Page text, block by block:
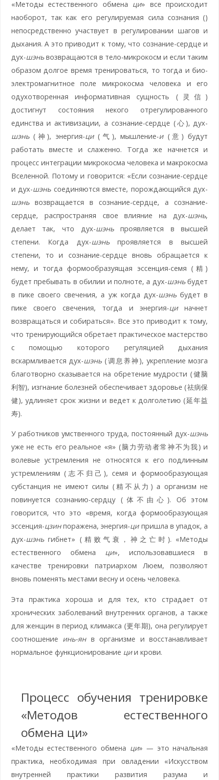
«Методы естественного обмена ци» все происходит
наоборот, так как его регулируемая сила сознания ()
непосредственно участвует в регулировании шагов и
дыхания. А это приводит к тому, что сознание-сердце и
дух-шэньвозвращаются в тело-микрокосм и если таким
образом долгое время тренироваться, то тогда и био-
электромагнитное поле микрокосма человека и его
одухотворенная информативная сущность (灵信)
достигнут состояния некого отрегулированного
единства и активизации, а сознание-сердце (心), дух-
шэнь(神), энергия-ци(气), мышление-и(意) будут
работать вместе и слаженно. Тогда же начнется и
процесс интеграции микрокосма человека и макрокосма
Вселенной. Потому и говорится: «Если сознание-сердце
и дух-шэньсоединяются вместе, порождающийся дух-
шэньвозвращается в сознание-сердце, а сознание-
сердце, распространяя свое влияние на дух-шэнь,
делает так, что дух-шэньпроявляется в высшей
степени. Когда дух-шэньпроявляется в высшей
степени, то и сознание-сердце вновь обращается к
нему, и тогда формообразуящая эссенция-семя (精)
будет пребывать в обилии и полноте, а дух-шэньбудет
в пике своего свечения, а уж когда дух-шэньбудет в
пике своего свечения, тогда и энергия-циначнет
возвращаться и собираться». Все это приводит к тому,
что тренирующийся обретает практическое мастерство
с помощью которого регуляцией дыхания
вскармливается дух-шэнь(调息养神), укрепление мозга
благотворно сказывается на обретение мудрости (健脑
利智), изгнание болезней обеспечивает здоровье (祛病保
健), удлиняет срок жизни и ведет к долголетию (延年益
寿).
У работников умственного труда, постоянный дух-шэнь
уже не есть его реальное «я» (脑力劳动者常神不为我) и
волевые устремления не относятся к его подлинным
устремлениям (志不归己), семя и формообразующая
субстанция не имеют силы (精不从力) а организм не
повинуется сознанию-сердцу (体不由心). Об этом
говорится, что это «время, когда формообразующая
эссенция-цзинпоражена, энергия-ципришла в упадок, а
дух-шэньгибнет» (精败气衰，神之亡时). «Методы
естественного обмена ци», использовавшиеся в
качестве тренировки патриархом Люем, позволяют
вновь поменять местами весну и осень человека.
Эта практика хороша и для тех, кто страдает от
хронических заболеваний внутренних органов, а также
для женщин в период климакса (更年期), она регулирует
соотношение инь-янв организме и восстанавливает
нормальное функционирование ции крови.
Процесс обучения тренировке
«Методов естественного
обмена ци»
«Методы естественного обмена ци» — это начальная
практика, необходимая при овладении «Искусством
внутренней практики развития разума и